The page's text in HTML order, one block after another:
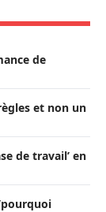
de
et non un
de travail’ en